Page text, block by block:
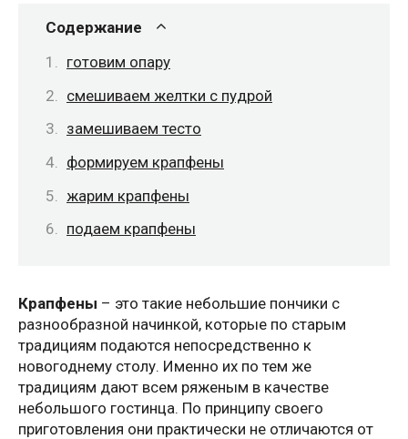
Содержание
готовим опару
смешиваем желтки с пудрой
замешиваем тесто
формируем крапфены
жарим крапфены
подаем крапфены
Крапфены – это такие небольшие пончики с
разнообразной начинкой, которые по старым
традициям подаются непосредственно к
новогоднему столу. Именно их по тем же
традициям дают всем ряженым в качестве
небольшого гостинца. По принципу своего
приготовления они практически не отличаются от